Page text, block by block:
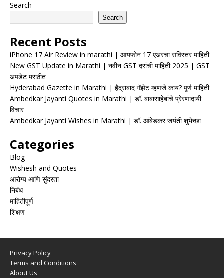
Search
Search
Recent Posts
iPhone 17 Air Review in marathi | आयफोन 17 एअरचा सविस्तर माहिती
New GST Update in Marathi | नवीन GST दरांची माहिती 2025 | GST
अपडेट मराठीत
Hyderabad Gazette in Marathi | हैद्राबाद गॅझेट म्हणजे काय? पूर्ण माहिती
Ambedkar Jayanti Quotes in Marathi | डॉ. बाबासाहेबांचे प्रेरणादायी
विचार
Ambedkar Jayanti Wishes in Marathi | डॉ. आंबेडकर जयंती शुभेच्छा
Categories
Blog
Wishesh and Quotes
आरोग्य आणि सुंदरता
निबंध
माहितीपूर्ण
शिक्षण
Privacy Policy
Terms and Conditions
About Us